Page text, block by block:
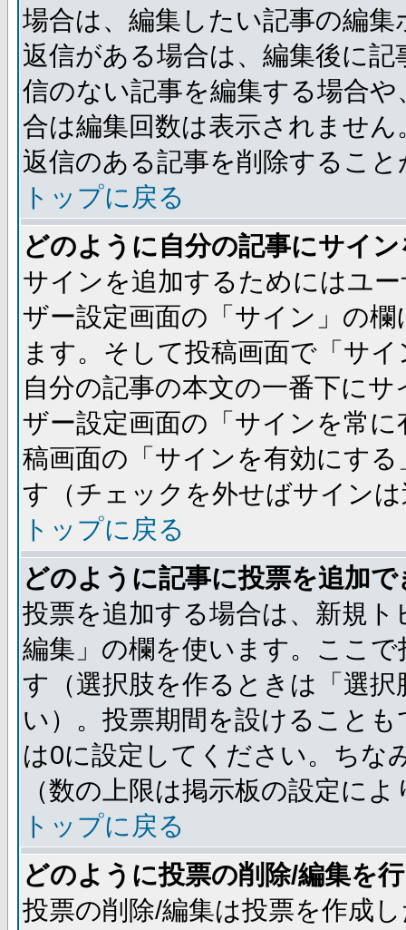
場合は、編集したい記事の編
返信がある場合は、編集後に
信のない記事を編集する場合
合は編集回数は表示されませ
返信のある記事を削除するこ
トップに戻る
どのように自分の記事にサイ
サインを追加するためにはユ
ザー設定画面の「サイン」の
ます。そして投稿画面で「サ
自分の記事の本文の一番下に
ザー設定画面の「サインを常
稿画面の「サインを有効にす
す（チェックを外せばサイン
トップに戻る
どのように記事に投票を追加
投票を追加する場合は、新規
編集」の欄を使います。ここ
す（選択肢を作るときは「選
い）。投票期間を設けること
は0に設定してください。ちな
（数の上限は掲示板の設定に
トップに戻る
どのように投票の削除/編集を
投票の削除/編集は投票を作成